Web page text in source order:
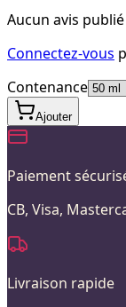
Aucun avis
Connectez-vous
Contenance
Ajouter
Paiement
CB, Visa,
Livraison rapide